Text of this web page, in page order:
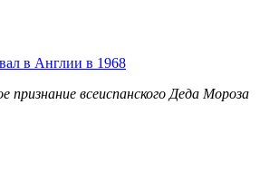
в Англии в 1968
признание всеиспанского Деда Мороза